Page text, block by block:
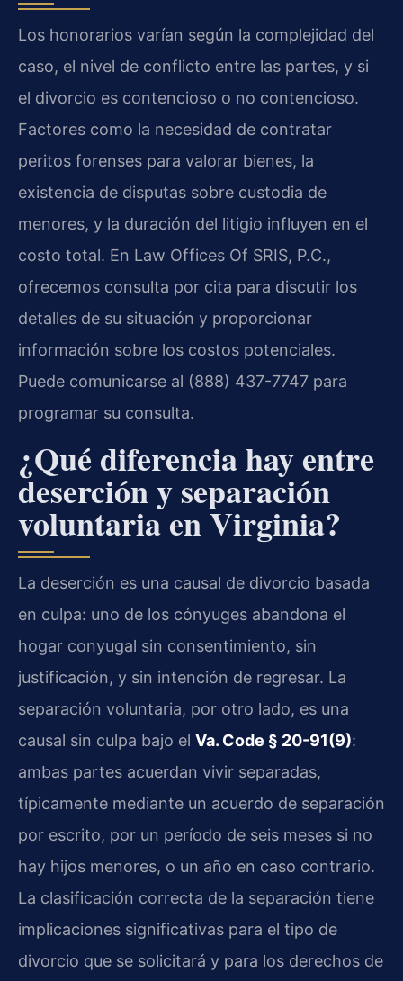
Los honorarios varían según la complejidad del
caso, el nivel de conflicto entre las partes, y si
el divorcio es contencioso o no contencioso.
Factores como la necesidad de contratar
peritos forenses para valorar bienes, la
existencia de disputas sobre custodia de
menores, y la duración del litigio influyen en el
costo total. En Law Offices Of SRIS, P.C.,
ofrecemos consulta por cita para discutir los
detalles de su situación y proporcionar
información sobre los costos potenciales.
Puede comunicarse al (888) 437-7747 para
programar su consulta.
¿Qué diferencia hay entre
deserción y separación
voluntaria en Virginia?
La deserción es una causal de divorcio basada
en culpa: uno de los cónyuges abandona el
hogar conyugal sin consentimiento, sin
justificación, y sin intención de regresar. La
separación voluntaria, por otro lado, es una
causal sin culpa bajo el Va. Code § 20-91(9):
ambas partes acuerdan vivir separadas,
típicamente mediante un acuerdo de separación
por escrito, por un período de seis meses si no
hay hijos menores, o un año en caso contrario.
La clasificación correcta de la separación tiene
implicaciones significativas para el tipo de
divorcio que se solicitará y para los derechos de